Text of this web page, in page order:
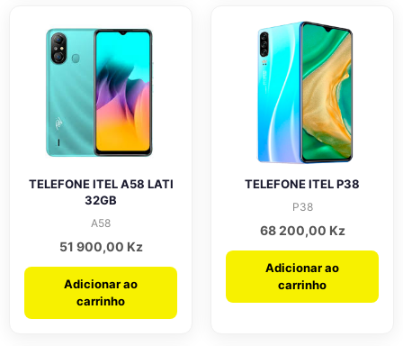
TELEFONE ITEL A58 LATI
32GB
A58
51 900,00 Kz
Adicionar ao
carrinho
TELEFONE ITEL P38
P38
68 200,00 Kz
Adicionar ao
carrinho